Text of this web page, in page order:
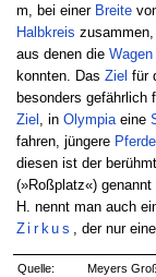
m, bei einer Breite
Halbkreis
aus denen die Wagen
konnten. Das Ziel für
besonders gefährlich
Ziel
, in Olympiaeine
fahren, jüngere Pferde
diesen ist der
(»Roßplatz«) genannt
H. nennt man auch
Zirkus
, der nur
Quelle:
Meyers